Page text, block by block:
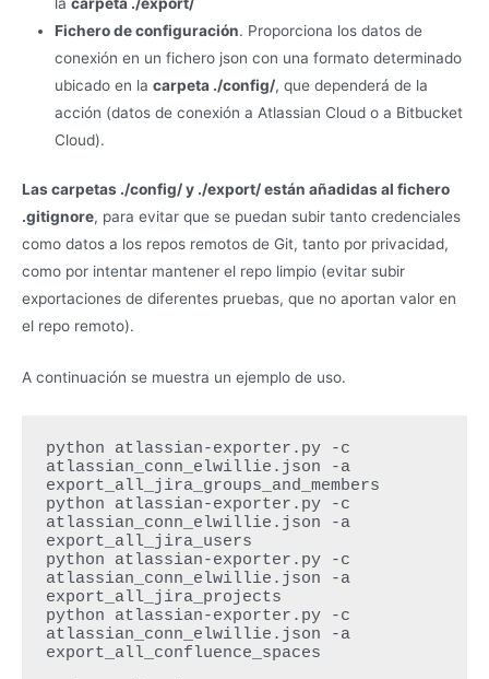
Fichero de configuración. Proporciona los datos de
conexión en un fichero json con una formato determinado
ubicado en la carpeta ./config/, que dependerá de la
acción (datos de conexión a Atlassian Cloud o a Bitbucket
Cloud).
Las carpetas ./config/ y ./export/ están añadidas al fichero
.gitignore, para evitar que se puedan subir tanto credenciales
como datos a los repos remotos de Git, tanto por privacidad,
como por intentar mantener el repo limpio (evitar subir
exportaciones de diferentes pruebas, que no aportan valor en
el repo remoto).
A continuación se muestra un ejemplo de uso.
python atlassian-exporter.py -c
atlassian_conn_elwillie.json -a
export_all_jira_groups_and_members
python atlassian-exporter.py -c
atlassian_conn_elwillie.json -a
export_all_jira_users
python atlassian-exporter.py -c
atlassian_conn_elwillie.json -a
export_all_jira_projects
python atlassian-exporter.py -c
atlassian_conn_elwillie.json -a
export_all_confluence_spaces